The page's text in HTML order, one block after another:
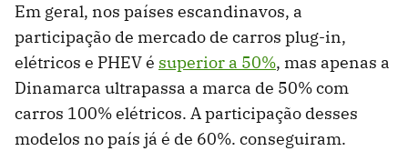
Em geral, nos países escandinavos, a
participação de mercado de carros plug-in,
elétricos e PHEV é superior a 50%, mas apenas a
Dinamarca ultrapassa a marca de 50% com
carros 100% elétricos. A participação desses
modelos no país já é de 60%. conseguiram.